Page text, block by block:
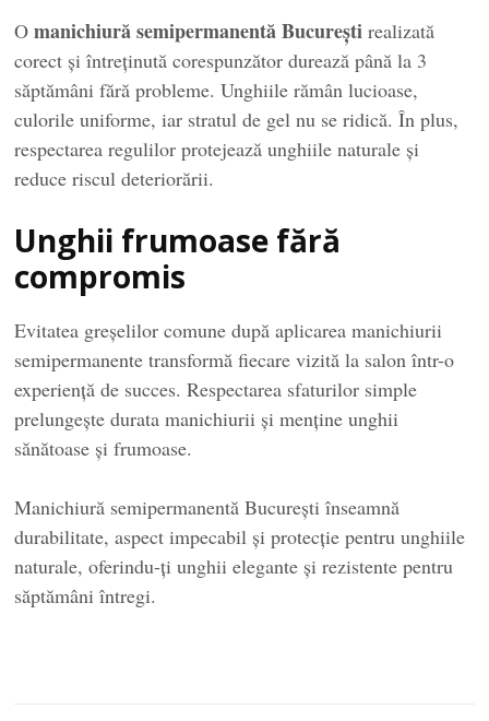
Omanichiură semipermanentă București realizată
corect și întreținută corespunzător durează până la 3
săptămâni fără probleme. Unghiile rămân lucioase,
culorile uniforme, iar stratul de gel nu se ridică. În plus,
respectarea regulilor protejează unghiile naturale și
reduce riscul deteriorării.
Unghii frumoase fără
compromis
Evitatea greșelilor comune după aplicarea manichiurii
semipermanente transformă fiecare vizită la salon într-o
experiență de succes. Respectarea sfaturilor simple
prelungește durata manichiurii și menține unghii
sănătoase și frumoase.
Manichiură semipermanentă București înseamnă
durabilitate, aspect impecabil și protecție pentru unghiile
naturale, oferindu-ți unghii elegante și rezistente pentru
săptămâni întregi.